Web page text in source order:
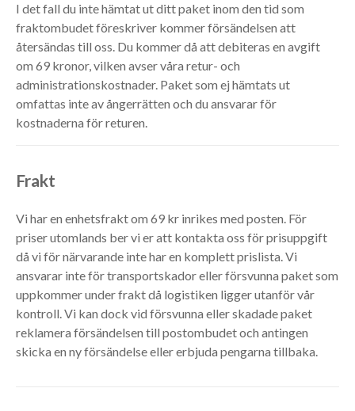
I det fall du inte hämtat ut ditt paket inom den tid som
fraktombudet föreskriver kommer försändelsen att
återsändas till oss. Du kommer då att debiteras en avgift
om 69 kronor, vilken avser våra retur- och
administrationskostnader. Paket som ej hämtats ut
omfattas inte av ångerrätten och du ansvarar för
kostnaderna för returen.
Frakt
Vi har en enhetsfrakt om 69 kr inrikes med posten. För
priser utomlands ber vi er att kontakta oss för prisuppgift
då vi för närvarande inte har en komplett prislista. Vi
ansvarar inte för transportskador eller försvunna paket som
uppkommer under frakt då logistiken ligger utanför vår
kontroll. Vi kan dock vid försvunna eller skadade paket
reklamera försändelsen till postombudet och antingen
skicka en ny försändelse eller erbjuda pengarna tillbaka.